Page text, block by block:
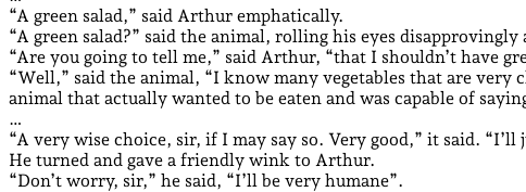
“A green salad,” said Arthur emphatically.
“A green salad?” said the animal, rolling his eyes
“Are you going to tell me,” said Arthur, “that I shouldn’t have
“Well,” said the animal, “I know many vegetables that are
animal that actually wanted to be eaten and was capable of
…
“A very wise choice, sir, if I may say so. Very good,” it said.
He turned and gave a friendly wink to Arthur.
“Don’t worry, sir,” he said, “I’ll be very humane”.